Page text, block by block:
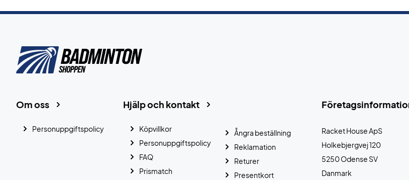
Racket House ApS
Holkebjergvej 120
5250 Odense SV
Danmark
Hjälp och kontakt
Köpvillkor
Personuppgiftspolicy
FAQ
Prismatch
Ångra beställning
Reklamation
Returer
Presentkort
Om oss
Personuppgiftspolicy